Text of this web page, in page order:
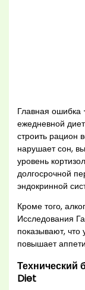
Главная ошибка
ежедневной
строить рацион
нарушает сон,
уровень
долгосрочной
эндокринной
Кроме того,
Исследования
показывают, что
повышает
Технический
Diet